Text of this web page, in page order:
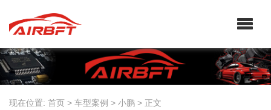
现在位置: 首页 > 车型案例 > 小鹏 > 正文